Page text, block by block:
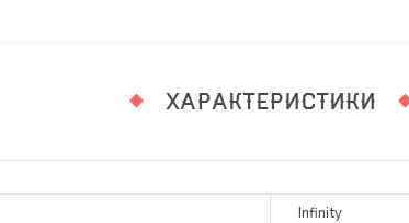
ХАРАКТЕРИСТИКИ
Infinity